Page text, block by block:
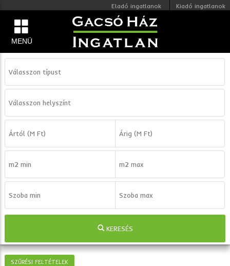
MENÜ
Eladó ingatlanok Kiadó ingatlanok
KERESÉS
SZŰRÉSI FELTÉTELEK